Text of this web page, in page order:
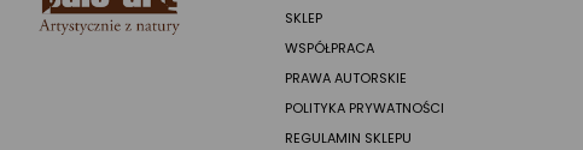
SKLEP
WSPÓŁPRACA
PRAWA AUTORSKIE
POLITYKA PRYWATNOŚCI
REGULAMIN SKLEPU